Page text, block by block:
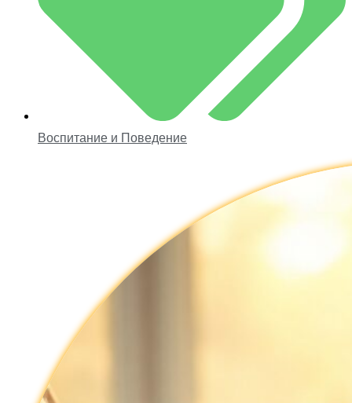
Воспитание и Поведение